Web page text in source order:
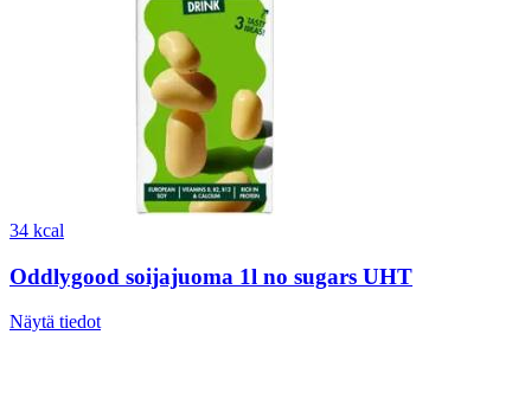
34 kcal
Oddlygood soijajuoma 1l no sugars UHT
Näytä tiedot